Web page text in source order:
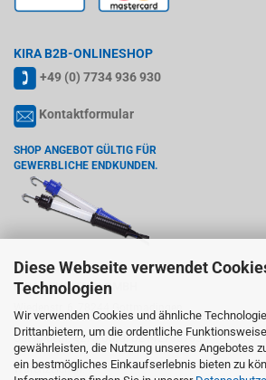
Diese Webseite verwendet
Technologien
Wir verwenden Cookies und ähnliche
Drittanbietern, um die ordentliche
gewährleisten, die Nutzung unseres Angebotes
ein bestmögliches Einkaufserlebnis bieten zu
KIRA B2B-ONLINESHOP
+49 (0) 7734 936 930
Kontaktformular
SHOP ANGEBOT GÜLTIG FÜR
GEWERBLICHE ENDKUNDEN.
KIRA LEUCHTEN GMBH
Wiedenstr. 6, 78244 Gottmadingen
USt-ID gem. §27a UStG: DE142765755
Warenzeichen: